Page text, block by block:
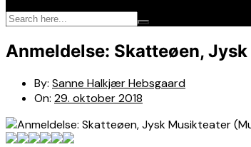
Anmeldelse: Skatteøen,
By: Sanne Halkjær Hebsgaard
On: 29. oktober 2018